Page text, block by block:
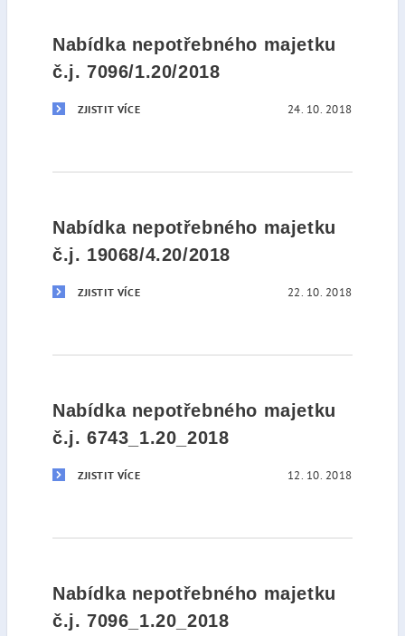
Nabídka nepotřebného majetku
č.j. 7096/1.20/2018
ZJISTIT VÍCE 24. 10. 2018
Nabídka nepotřebného majetku
č.j. 19068/4.20/2018
ZJISTIT VÍCE 22. 10. 2018
Nabídka nepotřebného majetku
č.j. 6743_1.20_2018
ZJISTIT VÍCE 12. 10. 2018
Nabídka nepotřebného majetku
č.j. 7096_1.20_2018